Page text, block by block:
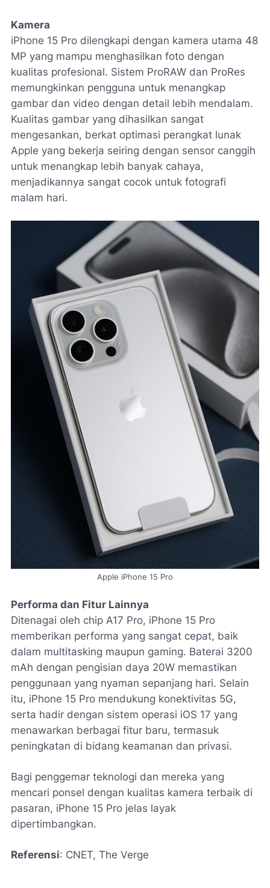
Kamera
iPhone 15 Pro dilengkapi dengan kamera utama 48
MP yang mampu menghasilkan foto dengan
kualitas profesional. Sistem ProRAW dan ProRes
memungkinkan pengguna untuk menangkap
gambar dan video dengan detail lebih mendalam.
Kualitas gambar yang dihasilkan sangat
mengesankan, berkat optimasi perangkat lunak
Apple yang bekerja seiring dengan sensor canggih
untuk menangkap lebih banyak cahaya,
menjadikannya sangat cocok untuk fotografi
malam hari.
Apple iPhone 15 Pro
Performa dan Fitur Lainnya
Ditenagai oleh chip A17 Pro, iPhone 15 Pro
memberikan performa yang sangat cepat, baik
dalam multitasking maupun gaming. Baterai 3200
mAh dengan pengisian daya 20W memastikan
penggunaan yang nyaman sepanjang hari. Selain
itu, iPhone 15 Pro mendukung konektivitas 5G,
serta hadir dengan sistem operasi iOS 17 yang
menawarkan berbagai fitur baru, termasuk
peningkatan di bidang keamanan dan privasi.
Bagi penggemar teknologi dan mereka yang
mencari ponsel dengan kualitas kamera terbaik di
pasaran, iPhone 15 Pro jelas layak
dipertimbangkan.
Referensi: CNET, The Verge